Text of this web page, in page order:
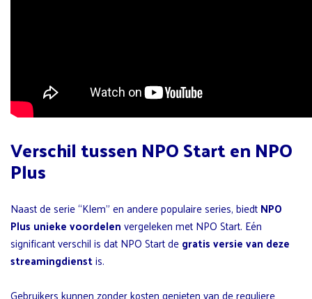
Verschil tussen NPO Start en NPO
Plus
Naast de serie “Klem” en andere populaire series, biedtNPO
Plus unieke voordelenvergeleken met NPO Start. Eén
significant verschil is dat NPO Start degratis versie van deze
streamingdienstis.